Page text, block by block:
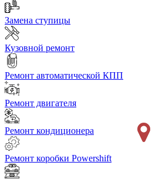
Замена ступицы
Кузовной ремонт
Ремонт автоматической КПП
Ремонт двигателя
Ремонт кондиционера
Ремонт коробки Powershift